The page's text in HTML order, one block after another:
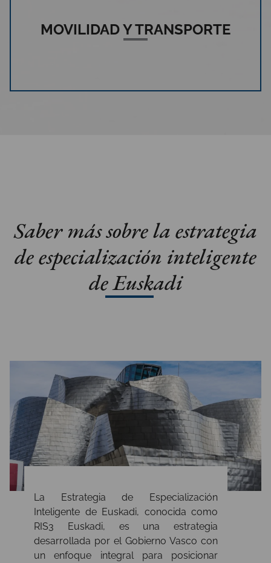
MOVILIDAD Y TRANSPORTE
Saber más sobre la estrategia
de especialización inteligente
de Euskadi
La Estrategia de Especialización
Inteligente de Euskadi, conocida como
RIS3 Euskadi, es una estrategia
desarrollada por el Gobierno Vasco con
un enfoque integral para posicionar